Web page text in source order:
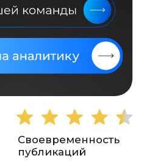
research
рынка.
история
всю
даёт
и